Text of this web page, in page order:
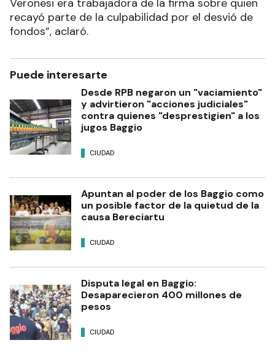
Veronesi era trabajadora de la firma sobre quien
recayó parte de la culpabilidad por el desvió de
fondos”, aclaró.
Puede interesarte
Desde RPB negaron un "vaciamiento"
y advirtieron "acciones judiciales"
contra quienes "desprestigien" a los
jugos Baggio
CIUDAD
Apuntan al poder de los Baggio como
un posible factor de la quietud de la
causa Bereciartu
CIUDAD
Disputa legal en Baggio:
Desaparecieron 400 millones de
pesos
CIUDAD